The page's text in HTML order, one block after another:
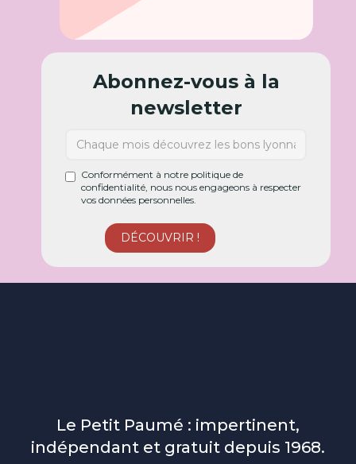
Abonnez-vous à la
newsletter
Conformément à notre politique de
confidentialité, nous nous engageons à respecter
vos données personnelles.
Le Petit Paumé : impertinent,
indépendant et gratuit depuis 1968.